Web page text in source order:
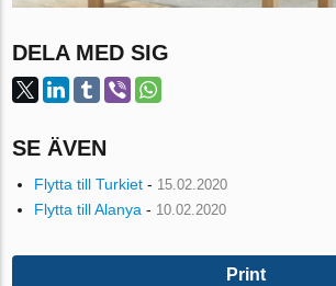
DELA MED SIG
SE ÄVEN
Flytta till Turkiet - 15.02.2020
Flytta till Alanya - 10.02.2020
Print